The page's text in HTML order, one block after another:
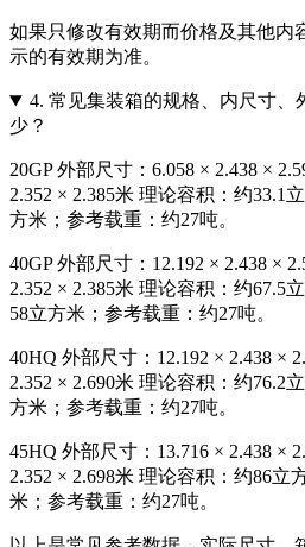
如果只修改有效期而价格及其他内
示的有效期为准。
4. 常见集装箱的规格、内尺寸、
少？
20GP 外部尺寸：6.058 × 2.438 ×
2.352 × 2.385米 理论容积：约33.1
方米；参考载重：约27吨。
40GP 外部尺寸：12.192 × 2.438 ×
2.352 × 2.385米 理论容积：约67.5
58立方米；参考载重：约27吨。
40HQ 外部尺寸：12.192 × 2.438 ×
2.352 × 2.690米 理论容积：约76.2
方米；参考载重：约27吨。
45HQ 外部尺寸：13.716 × 2.438 ×
2.352 × 2.698米 理论容积：约86立
米；参考载重：约27吨。